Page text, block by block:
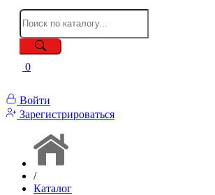
0
Войти
Зарегистрироваться
/
Каталог